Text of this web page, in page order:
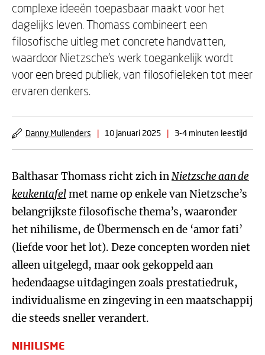
complexe ideeën toepasbaar maakt voor het
dagelijks leven. Thomass combineert een
filosofische uitleg met concrete handvatten,
waardoor Nietzsche’s werk toegankelijk wordt
voor een breed publiek, van filosofieleken tot meer
ervaren denkers.
Danny Mullenders | 10 januari 2025 | 3-4 minuten leestijd
Balthasar Thomass richt zich inNietzsche aan de
keukentafelmet name op enkele van Nietzsche’s
belangrijkste filosofische thema’s, waaronder
het nihilisme, de Übermensch en de ‘amor fati’
(liefde voor het lot). Deze concepten worden niet
alleen uitgelegd, maar ook gekoppeld aan
hedendaagse uitdagingen zoals prestatiedruk,
individualisme en zingeving in een maatschappij
die steeds sneller verandert.
NIHILISME